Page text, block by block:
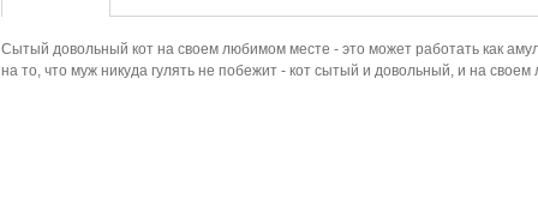
Сытый довольный кот на своем любимом месте - это может работать как
на то, что муж никуда гулять не побежит - кот сытый и довольный, и на